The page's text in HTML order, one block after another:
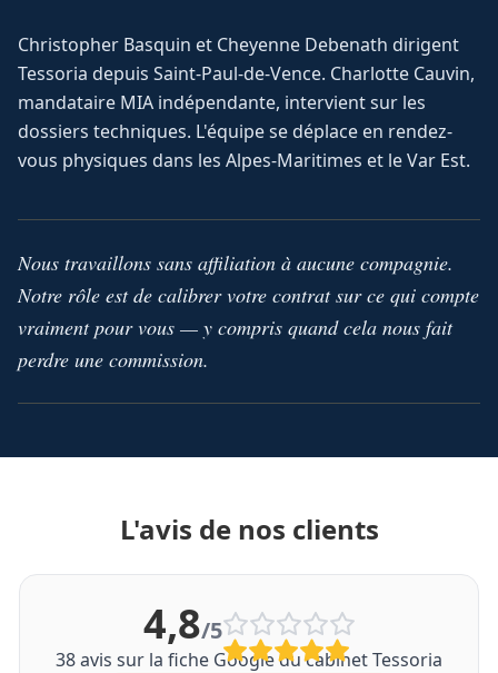
Christopher Basquin et Cheyenne Debenath dirigent
Tessoria depuis Saint-Paul-de-Vence. Charlotte Cauvin,
mandataire MIA indépendante, intervient sur les
dossiers techniques. L'équipe se déplace en rendez-
vous physiques dans les Alpes-Maritimes et le Var Est.
Nous travaillons sans affiliation à aucune compagnie.
Notre rôle est de calibrer votre contrat sur ce qui compte
vraiment pour vous — y compris quand cela nous fait
perdre une commission.
L'avis de nos clients
4,8/5
38avis sur la fiche Google du cabinet Tessoria